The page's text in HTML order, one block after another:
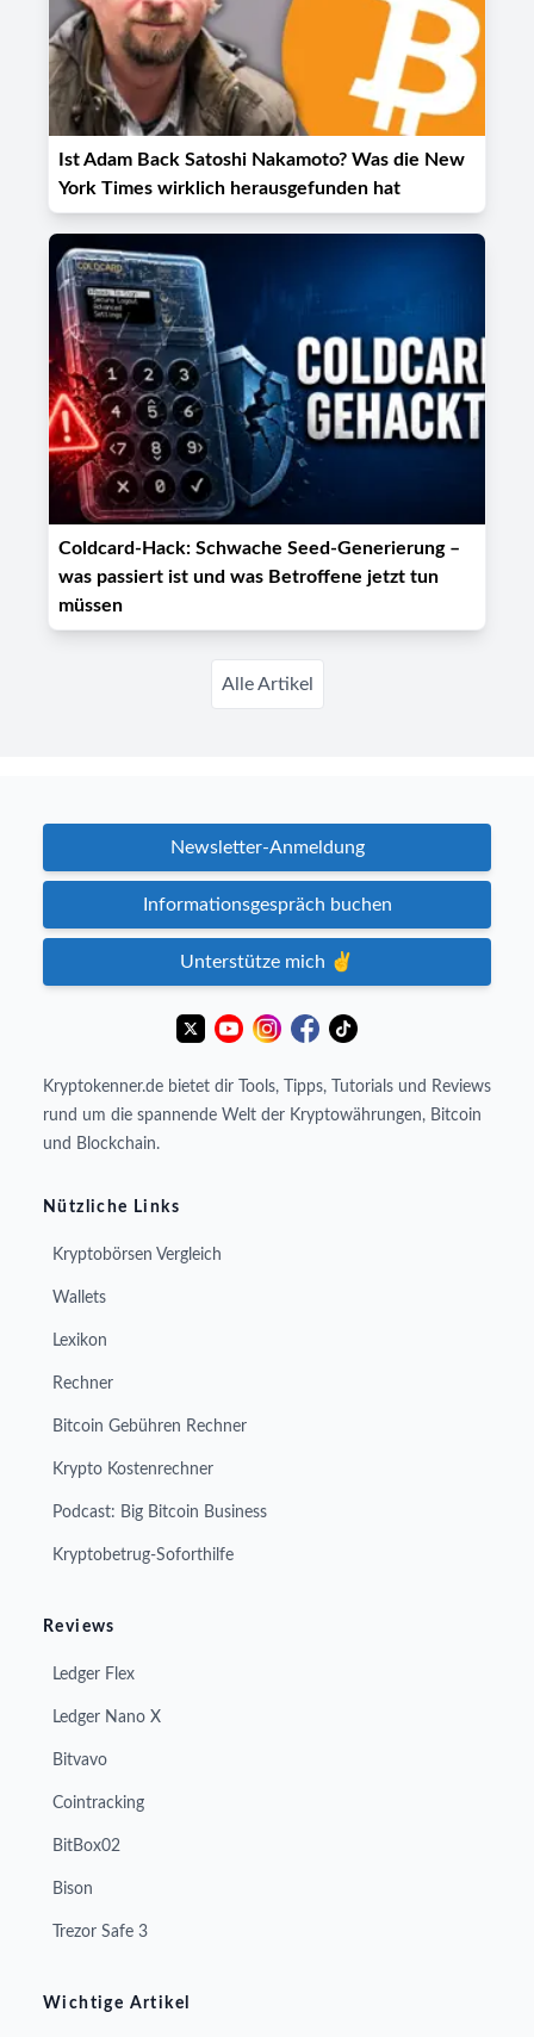
Ist Adam Back Satoshi Nakamoto? Was die New
York Times wirklich herausgefunden hat
Coldcard-Hack: Schwache Seed-Generierung –
was passiert ist und was Betroffene jetzt tun
müssen
Alle Artikel
Newsletter-Anmeldung
Informationsgespräch buchen
Unterstütze mich ✌️
Kryptokenner.de bietet dir Tools, Tipps, Tutorials und Reviews
rund um die spannende Welt der Kryptowährungen, Bitcoin
und Blockchain.
Nützliche Links
Kryptobörsen Vergleich
Wallets
Lexikon
Rechner
Bitcoin Gebühren Rechner
Krypto Kostenrechner
Podcast: Big Bitcoin Business
Kryptobetrug-Soforthilfe
Reviews
Ledger Flex
Ledger Nano X
Bitvavo
Cointracking
BitBox02
Bison
Trezor Safe 3
Wichtige Artikel